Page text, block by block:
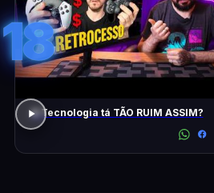
18
A Tecnologia tá TÃO RUIM ASSIM?